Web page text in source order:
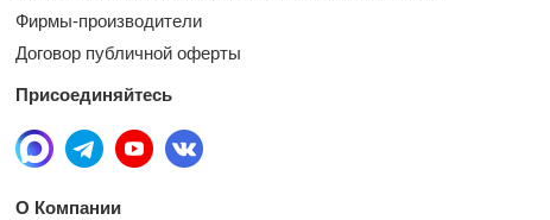
Фирмы-производители
Договор публичной оферты
Присоединяйтесь
О Компании